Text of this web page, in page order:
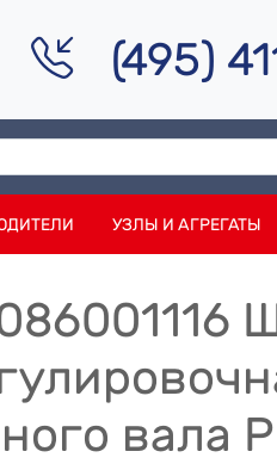
(495)
УЗЛЫ И АГРЕГАТЫ
вала